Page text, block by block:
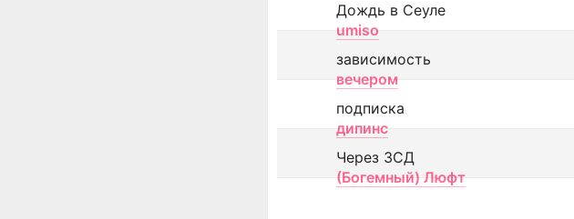
Дождь в Сеуле
umiso
зависимость
вечером
подписка
дипинс
Через ЗСД
(Богемный) Люфт